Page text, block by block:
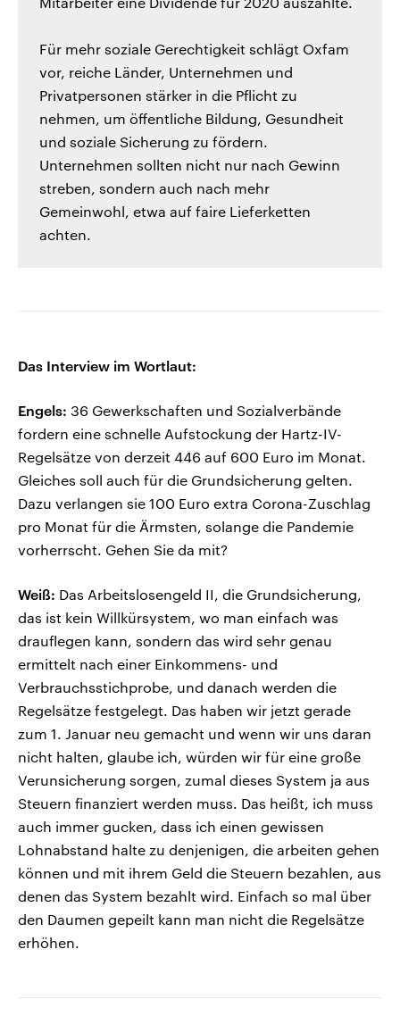
Für mehr soziale Gerechtigkeit schlägt Oxfam
vor, reiche Länder, Unternehmen und
Privatpersonen stärker in die Pflicht zu
nehmen, um öffentliche Bildung, Gesundheit
und soziale Sicherung zu fördern.
Unternehmen sollten nicht nur nach Gewinn
streben, sondern auch nach mehr
Gemeinwohl, etwa auf faire Lieferketten
achten.
Das Interview im Wortlaut:
Engels: 36 Gewerkschaften und Sozialverbände
fordern eine schnelle Aufstockung der Hartz-IV-
Regelsätze von derzeit 446 auf 600 Euro im Monat.
Gleiches soll auch für die Grundsicherung gelten.
Dazu verlangen sie 100 Euro extra Corona-Zuschlag
pro Monat für die Ärmsten, solange die Pandemie
vorherrscht. Gehen Sie da mit?
Weiß: Das Arbeitslosengeld II, die Grundsicherung,
das ist kein Willkürsystem, wo man einfach was
drauflegen kann, sondern das wird sehr genau
ermittelt nach einer Einkommens- und
Verbrauchsstichprobe, und danach werden die
Regelsätze festgelegt. Das haben wir jetzt gerade
zum 1. Januar neu gemacht und wenn wir uns daran
nicht halten, glaube ich, würden wir für eine große
Verunsicherung sorgen, zumal dieses System ja aus
Steuern finanziert werden muss. Das heißt, ich muss
auch immer gucken, dass ich einen gewissen
Lohnabstand halte zu denjenigen, die arbeiten gehen
können und mit ihrem Geld die Steuern bezahlen, aus
denen das System bezahlt wird. Einfach so mal über
den Daumen gepeilt kann man nicht die Regelsätze
erhöhen.